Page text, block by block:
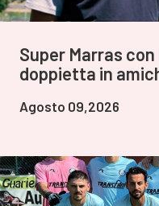
Super Marras
doppietta in
Agosto 09,2026